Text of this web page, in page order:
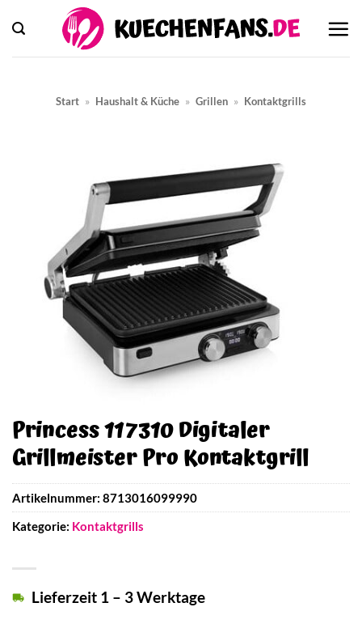
Inhalt
springen
Start » Haushalt & Küche » Grillen » Kontaktgrills
Princess 117310 Digitaler
Grillmeister Pro Kontaktgrill
Lieferzeit 1 – 3 Werktage
Artikelnummer: 8713016099990
Kategorie: Kontaktgrills